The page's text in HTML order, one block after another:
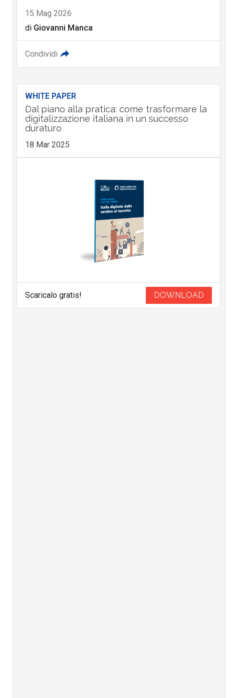
15 Mag 2026
di Giovanni Manca
Condividi
WHITE PAPER
Dal piano alla pratica: come trasformare la
digitalizzazione italiana in un successo
duraturo
18 Mar 2025
Scaricalo gratis! DOWNLOAD